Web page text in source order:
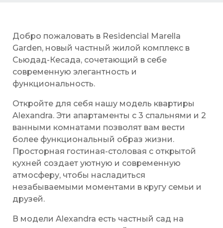
Добро пожаловать в Residencial Marella
Garden, новый частный жилой комплекс в
Сьюдад-Кесада, сочетающий в себе
современную элегантность и
функциональность.
Откройте для себя нашу модель квартиры
Alexandra. Эти апартаменты с 3 спальнями и 2
ванными комнатами позволят вам вести
более функциональный образ жизни.
Просторная гостиная-столовая с открытой
кухней создает уютную и современную
атмосферу, чтобы насладиться
незабываемыми моментами в кругу семьи и
друзей.
В модели Alexandra есть частный сад на